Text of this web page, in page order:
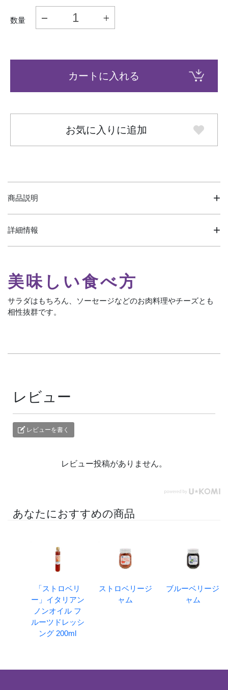
数量
カートに入れる
お気に入りに追加
商品説明
詳細情報
美味しい食べ方
サラダはもちろん、ソーセージなどのお肉料理やチーズとも
相性抜群です。
レビュー
レビューを書く
レビュー投稿がありません。
あなたにおすすめの商品
「ストロベリ
ー」イタリアン
ノンオイル フ
ルーツドレッシ
ング 200ml
ストロベリージ
ャム
ブルーベリージ
ャム